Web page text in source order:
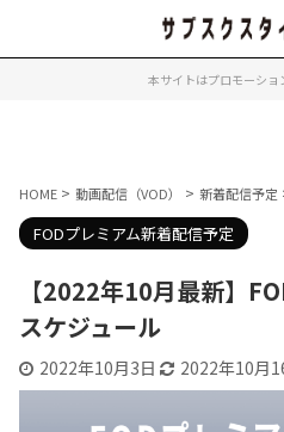
本サイトはプロモーショ
HOME > 動画配信（VOD） > 新着配信予定
FODプレミアム新着配信予定
【2022年10月最新】
スケジュール
2022年10月3日 2022年10月